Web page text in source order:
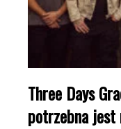
Three Days
potrzebna jest